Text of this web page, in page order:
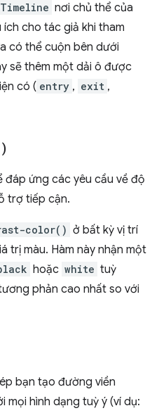
nơi chủ thể của
ích cho tác giả khi tham
có thể cuộn bên dưới
sẽ thêm một dải ô được
có ( entry , exit ,
)
đáp ứng các yêu cầu về độ
trợ tiếp cận.
color() ở bất kỳ vị trí
trị màu. Hàm này nhận một
hoặc white tuỳ
phản cao nhất so với
bạn tạo đường viền
mọi hình dạng tuỳ ý (ví dụ: